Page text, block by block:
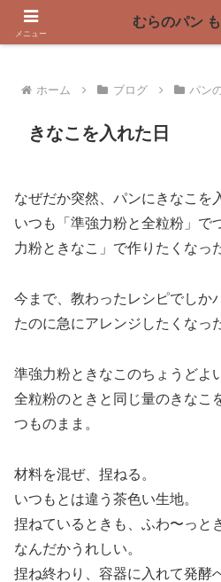
〜奈良県曽爾村の
ホーム ブログ パン
きなこを入れた日
なぜだか突然、パンにきなこを
いつも「準強力粉と全粒粉」で
力粉ときなこ」で作りたくなっ
今まで、教わったレシピでしか
たのに急にアレンジしたくなっ
準強力粉ときなこのちょうどよ
全粒粉のときと同じ量のきなこ
つものまま。
材料を混ぜ、捏ねる。
いつもとは違う茶色い生地。
捏ねているときも、ふわ〜っと
なんだかうれしい。
捏ね終わり、容器に入れて発酵
メニュー
むらのパン